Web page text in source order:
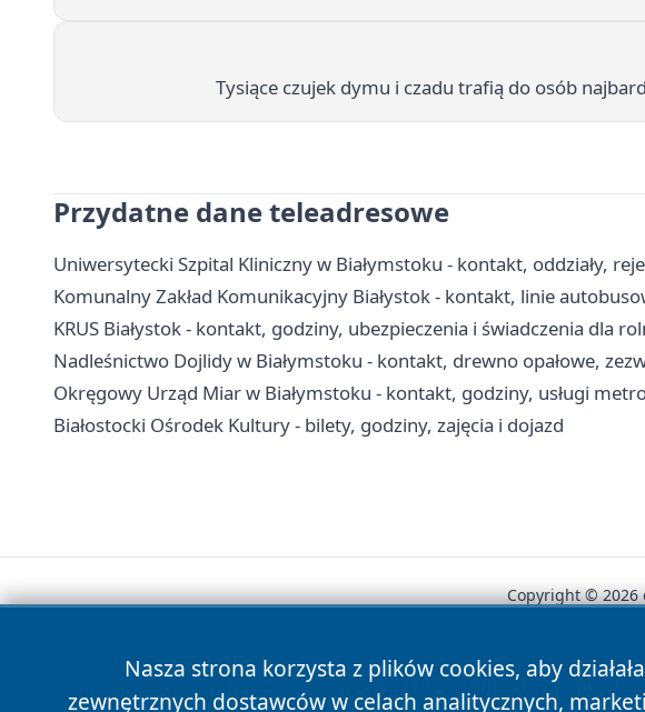
Tysiące czujek dymu i czadu trafią do osób
Przydatne dane teleadresowe
Uniwersytecki Szpital Kliniczny w Białymstoku - kontakt, oddziały,
Komunalny Zakład Komunikacyjny Białystok - kontakt, linie
KRUS Białystok - kontakt, godziny, ubezpieczenia i świadczenia dla
Nadleśnictwo Dojlidy w Białymstoku - kontakt, drewno opałowe,
Okręgowy Urząd Miar w Białymstoku - kontakt, godziny, usługi
Białostocki Ośrodek Kultury - bilety, godziny, zajęcia i dojazd
Nasza strona korzysta z plików cookies, aby
zewnętrznych dostawców w celach analitycznych,
Copyright © 2026
News Autorzy